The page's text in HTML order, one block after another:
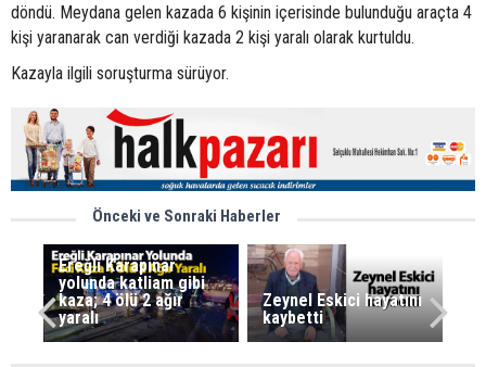
döndü. Meydana gelen kazada 6 kişinin içerisinde bulunduğu araçta 4
kişi yaranarak can verdiği kazada 2 kişi yaralı olarak kurtuldu.
Kazayla ilgili soruşturma sürüyor.
Önceki ve Sonraki Haberler
Ereğli Karapınar
yolunda katliam gibi
kaza; 4 ölü 2 ağır
yaralı
Zeynel Eskici hayatını
kaybetti